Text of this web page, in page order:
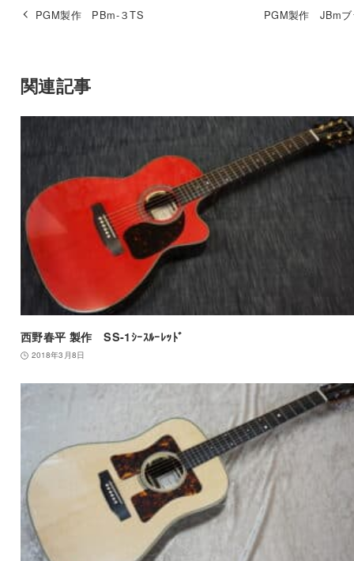
PGM製作 PBm-３TS PGM製作 JBmブ
関連記事
西野春平 製作 SS-1ｼｰｽﾙｰﾚｯﾄﾞ
2018年3月8日